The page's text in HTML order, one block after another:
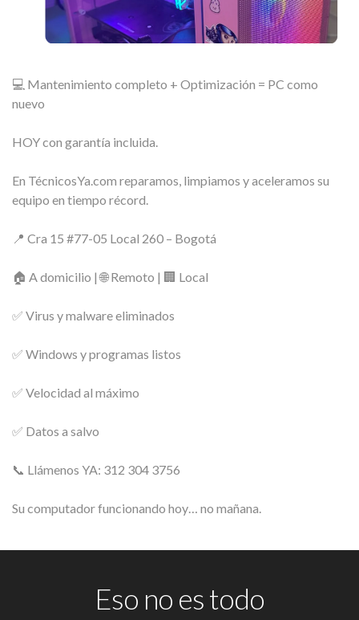
💻 Mantenimiento completo + Optimización = PC como
nuevo
HOY con garantía incluida.
En TécnicosYa.com reparamos, limpiamos y aceleramos su
equipo en tiempo récord.
📍 Cra 15 #77-05 Local 260 – Bogotá
🏠 A domicilio | 🌐 Remoto | 🏢 Local
✅ Virus y malware eliminados
✅ Windows y programas listos
✅ Velocidad al máximo
✅ Datos a salvo
📞 Llámenos YA: 312 304 3756
Su computador funcionando hoy… no mañana.
Eso no es todo